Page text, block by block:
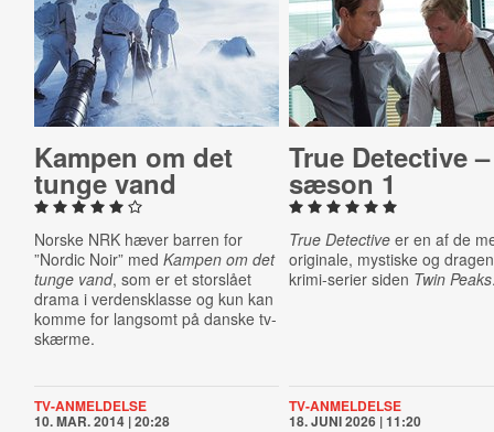
Kampen om det
tunge vand
Norske NRK hæver barren for
”Nordic Noir” med Kampen om det
tunge vand, som er et storslået
drama i verdensklasse og kun kan
komme for langsomt på danske tv-
skærme.
True Detective –
sæson 1
True Detective er en af de
originale, mystiske og
krimi-serier siden Twin Peaks
TV-ANMELDELSE
10. MAR. 2014 | 20:28
TV-ANMELDELSE
18. JUNI 2026 | 11:20